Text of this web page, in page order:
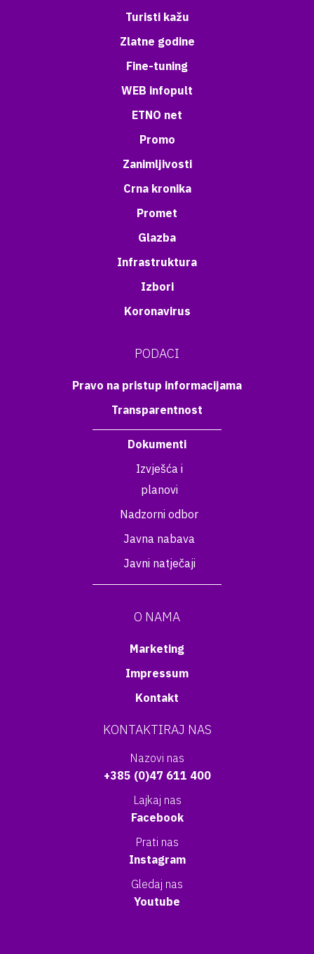
Turisti kažu
Zlatne godine
Fine-tuning
WEB infopult
ETNO net
Promo
Zanimljivosti
Crna kronika
Promet
Glazba
Infrastruktura
Izbori
Koronavirus
PODACI
Pravo na pristup informacijama
Transparentnost
Dokumenti
Izvješća i
planovi
Nadzorni odbor
Javna nabava
Javni natječaji
O NAMA
Marketing
Impressum
Kontakt
KONTAKTIRAJ NAS
Nazovi nas
+385 (0)47 611 400
Lajkaj nas
Facebook
Prati nas
Instagram
Gledaj nas
Youtube